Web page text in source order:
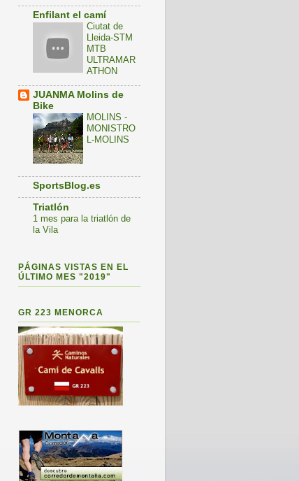
Enfilant el camí
Ciutat de
Lleida-STM
MTB
ULTRAMAR
ATHON
JUANMA Molins de
Bike
MOLINS -
MONISTRO
L-MOLINS
SportsBlog.es
Triatlón
1 mes para la triatlón de
la Vila
PÁGINAS VISTAS EN EL
ÚLTIMO MES "2019"
GR 223 MENORCA